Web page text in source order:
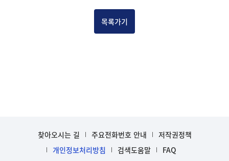
목록가기
찾아오시는 길 주요전화번호 안내
저작권정책
개인정보처리방침
검색도움말 FAQ